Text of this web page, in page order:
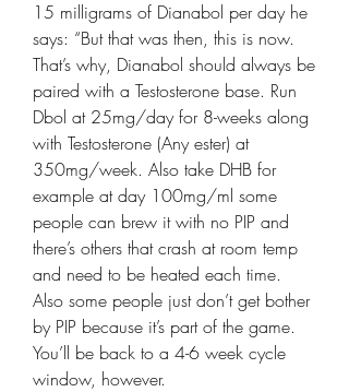
15 milligrams of Dianabol per day he
says: “But that was then, this is now.
That’s why, Dianabol should always be
paired with a Testosterone base. Run
Dbol at 25mg/day for 8-weeks along
with Testosterone (Any ester) at
350mg/week. Also take DHB for
example at day 100mg/ml some
people can brew it with no PIP and
there’s others that crash at room temp
and need to be heated each time.
Also some people just don’t get bother
by PIP because it’s part of the game.
You’ll be back to a 4-6 week cycle
window, however.